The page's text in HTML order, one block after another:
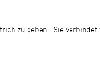
zu geben. Sie